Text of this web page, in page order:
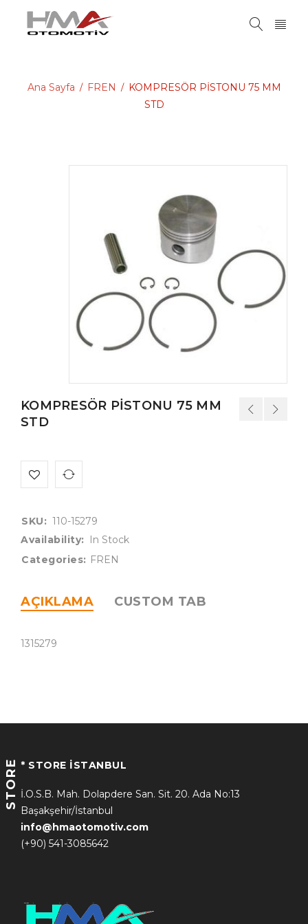
Ana Sayfa / FREN / KOMPRESÖR PİSTONU 75 MM
STD
KOMPRESÖR PİSTONU 75 MM
STD
SKU: 110-15279
Availability:
In Stock
Categories: FREN
AÇIKLAMA CUSTOM TAB
1315279
STORE * STORE İSTANBUL
İ.O.S.B. Mah. Dolapdere San. Sit. 20. Ada No:13
Başakşehir/İstanbul
info@hmaotomotiv.com
(+90) 541-3085642